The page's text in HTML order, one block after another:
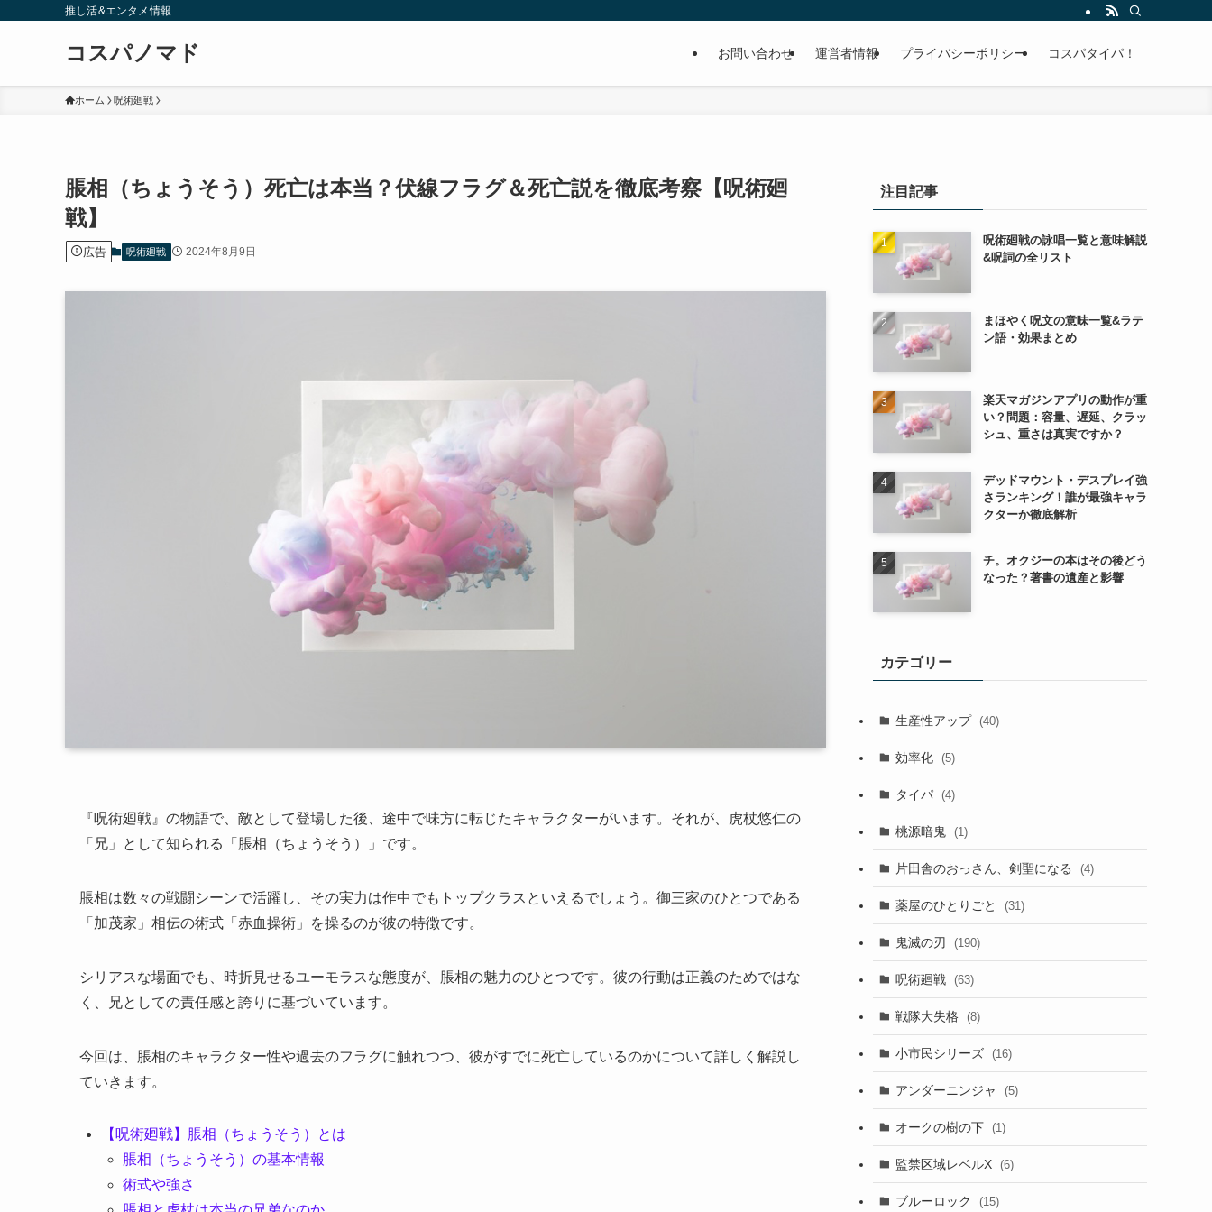
推し活&エンタメ情報
コスパノマド お問い合わせ 運営者情報 プライバシーポリシー コスパタイパ！
ホーム 呪術廻戦
脹相（ちょうそう）死亡は本当？伏線フラグ＆死亡説を徹底考察【呪術廻
戦】
広告 呪術廻戦 2024年8月9日
『呪術廻戦』の物語で、敵として登場した後、途中で味方に転じたキャラクターがいます。それが、虎杖悠仁の
「兄」として知られる「脹相（ちょうそう）」です。
脹相は数々の戦闘シーンで活躍し、その実力は作中でもトップクラスといえるでしょう。御三家のひとつである
「加茂家」相伝の術式「赤血操術」を操るのが彼の特徴です。
シリアスな場面でも、時折見せるユーモラスな態度が、脹相の魅力のひとつです。彼の行動は正義のためではな
く、兄としての責任感と誇りに基づいています。
今回は、脹相のキャラクター性や過去のフラグに触れつつ、彼がすでに死亡しているのかについて詳しく解説し
ていきます。
【呪術廻戦】脹相（ちょうそう）とは
脹相（ちょうそう）の基本情報
術式や強さ
注目記事
呪術廻戦の詠唱一覧と意味解説
&呪詞の全リスト
まほやく呪文の意味一覧&ラテ
ン語・効果まとめ
楽天マガジンアプリの動作が重
い？問題：容量、遅延、クラッ
シュ、重さは真実ですか？
デッドマウント・デスプレイ強
さランキング！誰が最強キャラ
クターか徹底解析
チ。オクジーの本はその後どう
なった？著書の遺産と影響
カテゴリー
生産性アップ (40)
効率化 (5)
タイパ (4)
桃源暗鬼 (1)
片田舎のおっさん、剣聖になる (4)
薬屋のひとりごと (31)
鬼滅の刃 (190)
呪術廻戦 (63)
戦隊大失格 (8)
小市民シリーズ (16)
アンダーニンジャ (5)
オークの樹の下 (1)
監禁区域レベルX (6)
ブルーロック (15)